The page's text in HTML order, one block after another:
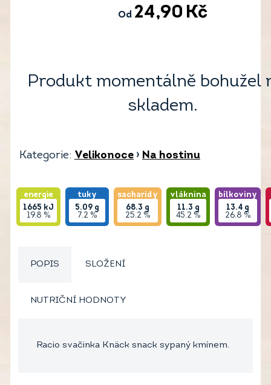
Od 24,90 Kč
Produkt momentálně bohužel
skladem.
Kategorie: Velikonoce › Na hostinu
energie
1665 kJ
19.8 %
tuky
5.09 g
7.2 %
sacharidy
68.3 g
25.2 %
vláknina
11.3 g
45.2 %
bílkoviny
13.4 g
26.8 %
POPIS SLOŽENÍ
NUTRIČNÍ HODNOTY
Racio svačinka Knäck snack sypaný kmínem.